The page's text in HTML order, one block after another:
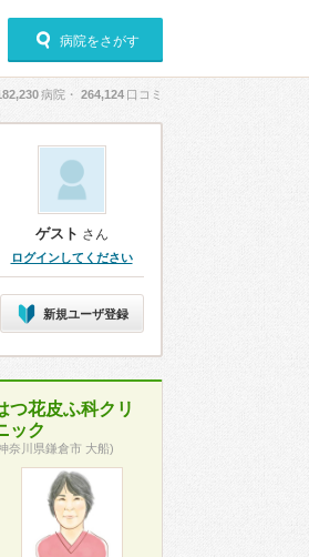
病院をさがす
病院・ 264,124 口コミ
ゲスト さん
ログインしてください
新規ユーザ登録
つ花皮ふ科クリ
ック
奈川県鎌倉市 大船)